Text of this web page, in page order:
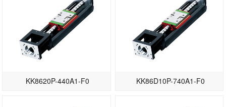
KK8620P-440A1-F0 KK86D10P-740A1-F0